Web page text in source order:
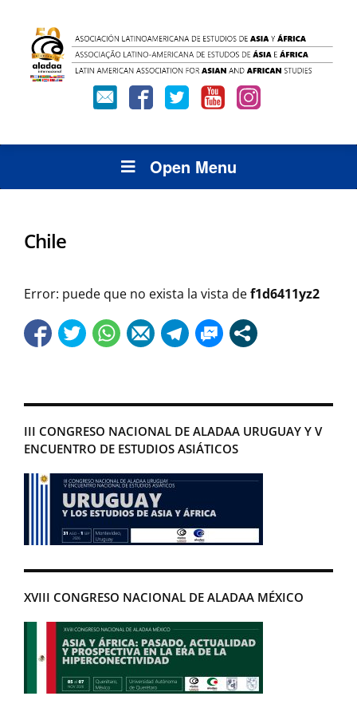
Open Menu
Chile
Error: puede que no exista la vista def1d6411yz2
III CONGRESO NACIONAL DE ALADAA URUGUAY Y V
ENCUENTRO DE ESTUDIOS ASIÁTICOS
XVIII CONGRESO NACIONAL DE ALADAA MÉXICO